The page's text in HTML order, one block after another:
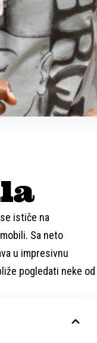
ističe na
Sa neto
u impresivnu
pogledati neke od